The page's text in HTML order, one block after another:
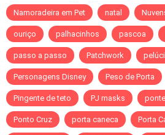
Namoradeira em Pet natal
ouriço palhacinhos pascoa
passo a passo Patchwork
Personagens Disney Peso de Porta
Pingente de teto PJ masks
Ponto Cruz porta caneca Porta